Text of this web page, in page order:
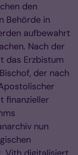
den
Behörde in
aufbewahrt
Nach der
das Erzbistum
der nach
finanzieller
nun